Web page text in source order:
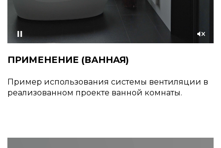
Приостановить Со
ПРИМЕНЕНИЕ (ВАННАЯ)
Пример использования системы вентиляции в
реализованном проекте ванной комнаты.